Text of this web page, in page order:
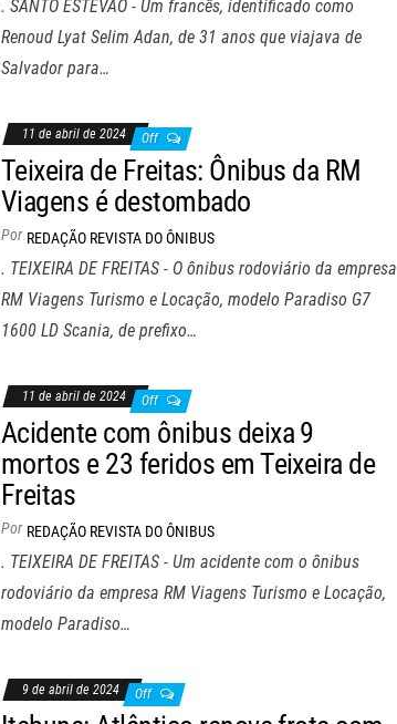
. SANTO ESTEVÃO - Um francês, identificado como
Renoud Lyat Selim Adan, de 31 anos que viajava de
Salvador para…
11 de abril de 2024 Off
Teixeira de Freitas: Ônibus da RM
Viagens é destombado
Por REDAÇÃO REVISTA DO ÔNIBUS
. TEIXEIRA DE FREITAS - O ônibus rodoviário da empresa
RM Viagens Turismo e Locação, modelo Paradiso G7
1600 LD Scania, de prefixo…
11 de abril de 2024 Off
Acidente com ônibus deixa 9
mortos e 23 feridos em Teixeira de
Freitas
Por REDAÇÃO REVISTA DO ÔNIBUS
. TEIXEIRA DE FREITAS - Um acidente com o ônibus
rodoviário da empresa RM Viagens Turismo e Locação,
modelo Paradiso…
9 de abril de 2024 Off